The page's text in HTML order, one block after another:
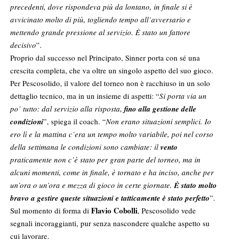
precedenti, dove rispondeva più da lontano, in finale si è
avvicinato molto di più, togliendo tempo all’avversario e
mettendo grande pressione al servizio. È stato un fattore
decisivo”.
Proprio dal successo nel Principato, Sinner porta con sé una
crescita completa, che va oltre un singolo aspetto del suo gioco.
Per Pescosolido, il valore del torneo non è racchiuso in un solo
dettaglio tecnico, ma in un insieme di aspetti: “Si porta via un
po’ tutto: dal servizio alla risposta, fino alla gestione delle
condizioni”, spiega il coach. “Non erano situazioni semplici. Io
ero lì e la mattina c’era un tempo molto variabile, poi nel corso
della settimana le condizioni sono cambiate: il vento
praticamente non c’è stato per gran parte del torneo, ma in
alcuni momenti, come in finale, è tornato e ha inciso, anche per
un’ora o un’ora e mezza di gioco in certe giornate.È stato molto
bravo a gestire queste situazioni e tatticamente è stato perfetto”.
Sul momento di forma di Flavio Cobolli, Pescosolido vede
segnali incoraggianti, pur senza nascondere qualche aspetto su
cui lavorare.